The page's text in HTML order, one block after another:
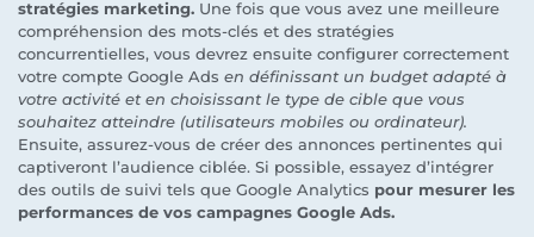
stratégies marketing. Une fois que vous avez une meilleure
compréhension des mots-clés et des stratégies
concurrentielles, vous devrez ensuite configurer correctement
votre compte Google Ads en définissant un budget adapté à
votre activité et en choisissant le type de cible que vous
souhaitez atteindre (utilisateurs mobiles ou ordinateur).
Ensuite, assurez-vous de créer des annonces pertinentes qui
captiveront l’audience ciblée. Si possible, essayez d’intégrer
des outils de suivi tels que Google Analytics pour mesurer les
performances de vos campagnes Google Ads.